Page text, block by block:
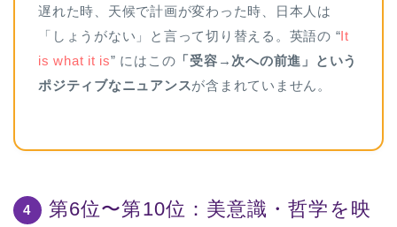
遅れた時、天候で計画が変わった時、日本人は
「しょうがない」と言って切り替える。英語の “It
is what it is” にはこの 「受容→次への前進」という
ポジティブなニュアンスが含まれていません。
4
第6位〜第10位：美意識・哲学を映